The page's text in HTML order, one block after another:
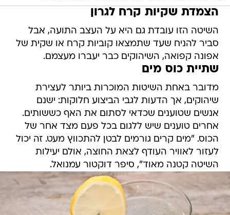
הצמדת שקיות קרח לגרון
השיטה הזו עובדת גם היא על העצב התועה, אבל
סביר להניח שעד שתמצאו קוביות קרח או שקית של
אפונה קפואה, השיהוקים כבר יעברו מעצמם.
שתיית כוס מים
מדובר באחת השיטות המוכרות ביותר לעצירת
שיהוקים, אך הדעות לגבי הביצוע חלוקות: ישנם
אנשים שטוענים שכדאי לסתום את האף כששותים.
אחרים טוענים שיש ללגום בכל פעם מצד אחר של
הכוס. "מים קרים גורמים לבטן להתכווץ מעט. זה יכול
לעזור לאוויר העודף לצאת החוצה, אולם יעילות
השיטה קטנה מאוד", סיפר דוקטור עמנואל.